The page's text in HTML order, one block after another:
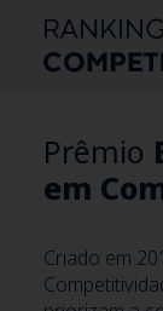
Prêmio
em
Criado em